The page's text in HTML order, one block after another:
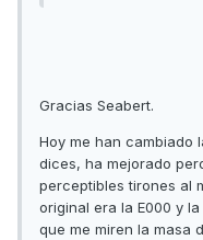
Gracias Seabert.
Hoy me han cambiado
dices, ha mejorado
perceptibles tirones al
original era la E000 y
que me miren la masa